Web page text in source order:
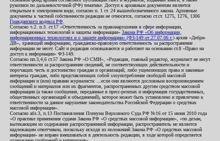
рукописи по дальневосточной (РФ) тематике. Доступ к архивным документам является
открытым в электронном виде, согласно п. 1 ст. 24 вышеобозначенного закона. Архивные
документы к частной собственности редакции не относятся, согласно ст.ст. 1275, 1276, 1306
Гражданского кодекса РФ
Согласно ч.2. п.3. ст.17 «Ответственность за правонарушения в сфере информации,
информационных технологий и защиты информации» Закона РФ «Об информации,
информационных технологиях и о защите информации» (ФЗ-149 от 27.07.06 г.) архив «Дебри-
ДВ», хранящий информацию, гражданско-правовую ответственность за распространение
информации не несет. Сайт и редакция основываются и работают на основании ст.8 «Право на
доступ к информации» ФЗ-149.
Согласно пп.3,4,6 ст.57 Закона РФ «О СМИ», «Редакция, главный редактор, журналист не несут
ответственности за распространение сведений, не соответствующих действительности и
порочащих честь и достоинство граждан и организаций, либо ущемляющих права и законные
интересы граждан, либо представляющих собой злоупотребление свободой массовой
информации и (или) правами журналиста: ...если они являются дословным воспроизведением
сообщений и материалов или их фрагментов, распространенных другим средством массовой
информации (а также сообщения, переданные в пресс-релизах и информация государственных,
общественных организаций и объединений), которое может быть установлено и привлечено к
ответственности за данное нарушение законодательства Российской Федерации о средствах
массовой информации».
Согласно абз.3, п.13 Постановления Пленума Верховного Суда РФ №16 от 15 июня 2010 года
«О практике применения судами Закона РФ «О средствах массовой информации», «по делам,
вытекающим из содержания распространенной информации, распространитель не является
надлежащим ответчиком, поскольку исходя из положений Закона РФ «О средствах массовой
информации» не вправе вмешиваться в деятельность редакции, в ходе которой определяется